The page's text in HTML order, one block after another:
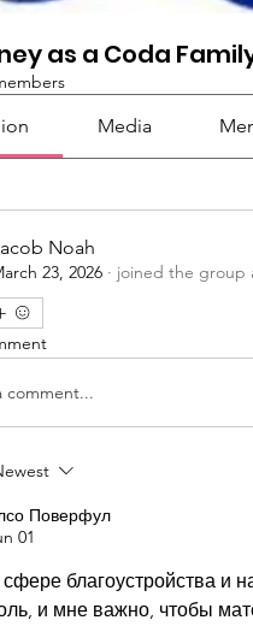
as a Coda
Media
Noah
23, 2026 · joined the group
comment...
Поверфул
01
благоустройства и
и мне важно, чтобы